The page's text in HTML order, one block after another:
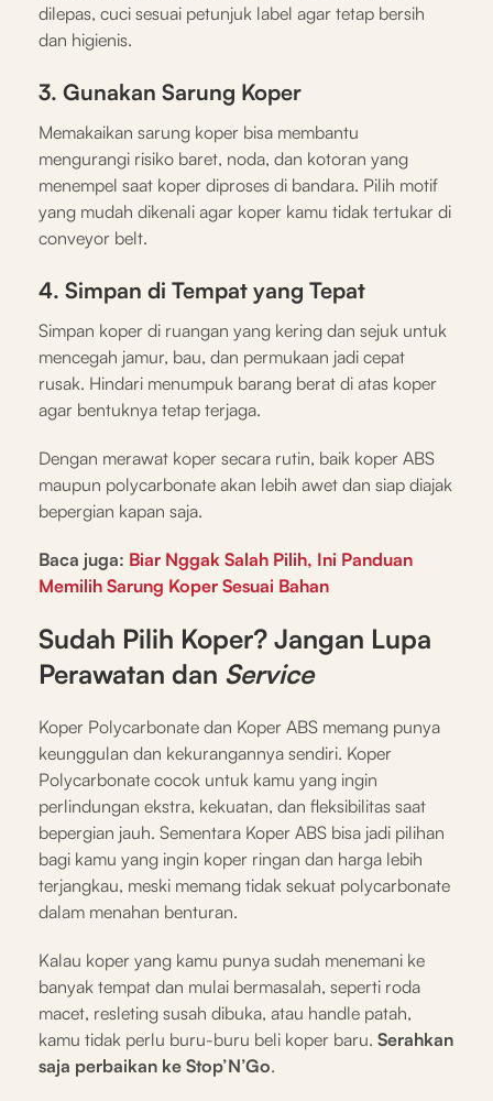
dilepas, cuci sesuai petunjuk label agar tetap bersih
dan higienis.
3. Gunakan Sarung Koper
Memakaikan sarung koper bisa membantu
mengurangi risiko baret, noda, dan kotoran yang
menempel saat koper diproses di bandara. Pilih motif
yang mudah dikenali agar koper kamu tidak tertukar di
conveyor belt.
4. Simpan di Tempat yang Tepat
Simpan koper di ruangan yang kering dan sejuk untuk
mencegah jamur, bau, dan permukaan jadi cepat
rusak. Hindari menumpuk barang berat di atas koper
agar bentuknya tetap terjaga.
Dengan merawat koper secara rutin, baik koper ABS
maupun polycarbonate akan lebih awet dan siap diajak
bepergian kapan saja.
Baca juga: Biar Nggak Salah Pilih, Ini Panduan
Memilih Sarung Koper Sesuai Bahan
Sudah Pilih Koper? Jangan Lupa
Perawatan dan Service
Koper Polycarbonate dan Koper ABS memang punya
keunggulan dan kekurangannya sendiri. Koper
Polycarbonate cocok untuk kamu yang ingin
perlindungan ekstra, kekuatan, dan fleksibilitas saat
bepergian jauh. Sementara Koper ABS bisa jadi pilihan
bagi kamu yang ingin koper ringan dan harga lebih
terjangkau, meski memang tidak sekuat polycarbonate
dalam menahan benturan.
Kalau koper yang kamu punya sudah menemani ke
banyak tempat dan mulai bermasalah, seperti roda
macet, resleting susah dibuka, atau handle patah,
kamu tidak perlu buru-buru beli koper baru. Serahkan
saja perbaikan ke Stop’N’Go.